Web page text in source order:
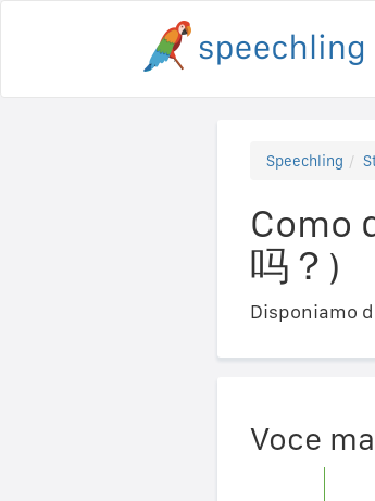
Speechling
Como
吗？)
Disponiamo
Voce